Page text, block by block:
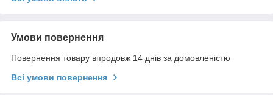
Умови повернення
Повернення товару впродовж 14 днів за домовленістю
Всі умови повернення